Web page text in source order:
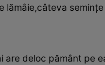
lămâie,câteva
are deloc pământ pe